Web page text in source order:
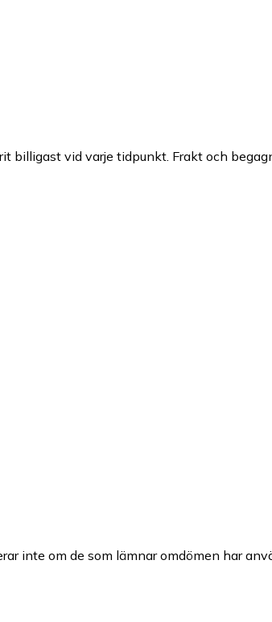
billigast vid varje tidpunkt. Frakt och
inte om de som lämnar omdömen har